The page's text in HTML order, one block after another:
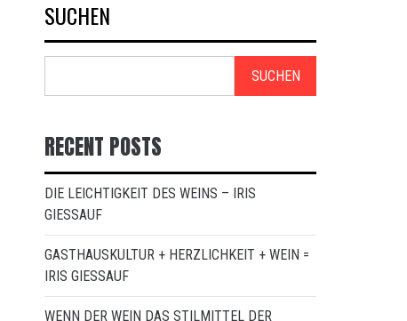
SUCHEN
SUCHEN
RECENT POSTS
DIE LEICHTIGKEIT DES WEINS – IRIS
GIESSAUF
GASTHAUSKULTUR + HERZLICHKEIT + WEIN =
IRIS GIESSAUF
WENN DER WEIN DAS STILMITTEL DER